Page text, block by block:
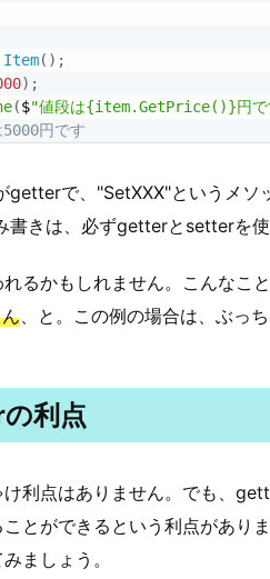
Item( ) ;
) ;
($"値段は{item.GetPrice()}円で
円です
getterで、"SetXXX"というメ
きは、必ずgetterとsetterを使
るかもしれません。こんなこと
、と。この例の場合は、ぶっ
利点
け利点はありません。でも、
とができるという利点があり
ましょう。